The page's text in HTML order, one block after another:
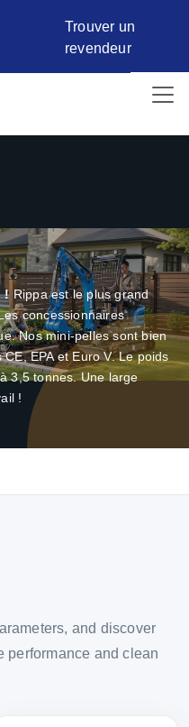
Trouver un
revendeur
! Rippa est le plus grand
concessionnaires
Nos mini-pelles sont bien
EPA et Euro V. Le poids
3,5 tonnes. Une large
!
and discover
performance and clean